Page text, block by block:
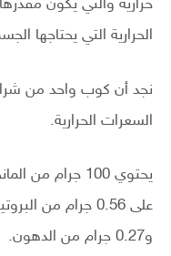
الحرارية التي يحتاجها
السعرات الحرارية.
و0.27 جرام من الدهون.